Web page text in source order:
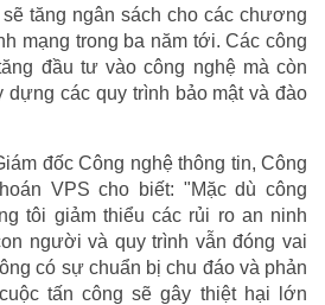
tăng ngân sách cho các chương
mạng trong ba năm tới. Các công
đầu tư vào công nghệ mà còn
dựng các quy trình bảo mật và đào
đốc Công nghệ thông tin, Công
VPS cho biết: "Mặc dù công
tôi giảm thiểu các rủi ro an ninh
người và quy trình vẫn đóng vai
có sự chuẩn bị chu đáo và phản
tấn công sẽ gây thiệt hại lớn